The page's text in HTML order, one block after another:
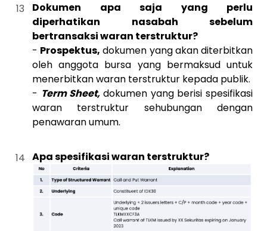
Dokumen apa saja yang perlu
diperhatikan nasabah sebelum
bertransaksi waran terstruktur?
- Prospektus, dokumen yang akan diterbitkan
oleh anggota bursa yang bermaksud untuk
menerbitkan waran terstruktur kepada publik.
- Term Sheet,dokumen yang berisi spesifikasi
waran terstruktur sehubungan dengan
penawaran umum.
Apa spesifikasi waran terstruktur?